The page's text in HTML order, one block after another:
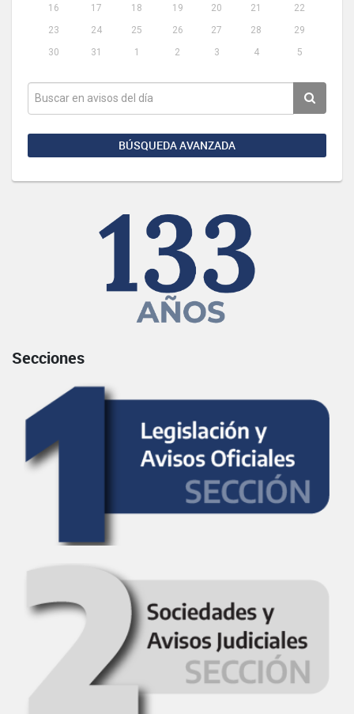
16
17 18 19 20 21
22
23
24 25 26 27 28
29
30
31 1 2 3 4 5
BÚSQUEDA AVANZADA
Secciones